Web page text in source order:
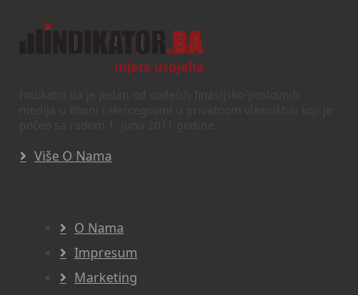
Više O Nama
O Nama
Impresum
Marketing